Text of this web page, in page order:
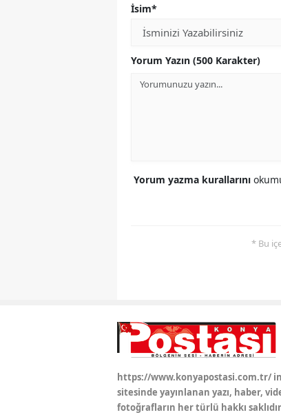
İsim*
Yorum Yazın (500 Karakter)
Yorum yazma kurallarını
* Bu
https://www.konyapostasi.com.tr/
sitesinde yayınlanan yazı, haber,
fotoğrafların her türlü hakkı